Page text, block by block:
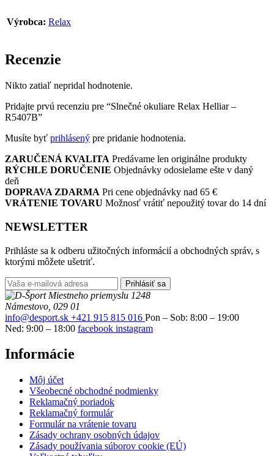
Výrobca: Relax
Recenzie
Nikto zatiaľ nepridal hodnotenie.
Pridajte prvú recenziu pre “Slnečné okuliare Relax Helliar –
R5407B”
Musíte byť prihlásený pre pridanie hodnotenia.
ZARUČENÁ KVALITA Predávame len originálne produkty
RÝCHLE DORUČENIE Objednávky odosielame ešte v daný
deň
DOPRAVA ZDARMA Pri cene objednávky nad 65 €
VRÁTENIE TOVARU Možnosť vrátiť nepoužitý tovar do 14 dní
NEWSLETTER
Prihláste sa k odberu užitočných informácií a obchodných správ, s
ktorými môžete ušetriť.
Prihlásiť sa
Miestneho priemyslu 1248
Námestovo, 029 01
info@desport.sk +421 915 815 016 Pon – Sob: 8:00 – 19:00
Ned: 9:00 – 18:00 facebook instagram
Informácie
Môj účet
Všeobecné obchodné podmienky
Reklamačný poriadok
Reklamačný formulár
Formulár na vrátenie tovaru
Zásady ochrany osobných údajov
Zásady používania súborov cookie (EÚ)